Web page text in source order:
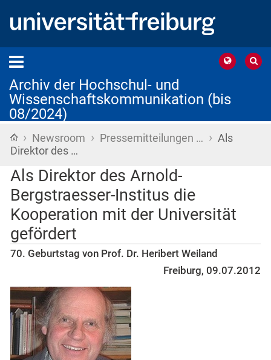
Archiv der Hochschul- und
Wissenschaftskommunikation (bis
08/2024)
Startseite
› Newsroom › Pressemitteilungen … › Als
Direktor des …
Als Direktor des Arnold-
Bergstraesser-Institus die
Kooperation mit der Universität
gefördert
70. Geburtstag von Prof. Dr. Heribert Weiland
Freiburg, 09.07.2012